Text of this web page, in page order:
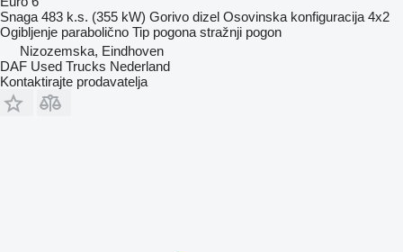
Snaga 483 k.s. (355 kW) Gorivo dizel Osovinska konfiguracija 4x2
Ogibljenje parabolično Tip pogona stražnji pogon
Nizozemska, Eindhoven
DAF Used Trucks Nederland
Kontaktirajte prodavatelja